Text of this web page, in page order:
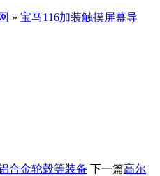
» 宝马116加装触摸屏幕导
合金轮毂等装备 下一篇高尔